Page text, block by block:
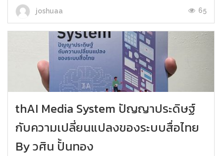
joshuaa 65
thAI Media System ปัญญาประดิษฐ์
กับความเปลี่ยนแปลงของระบบสื่อไทย
By วศิน ปั้นทอง